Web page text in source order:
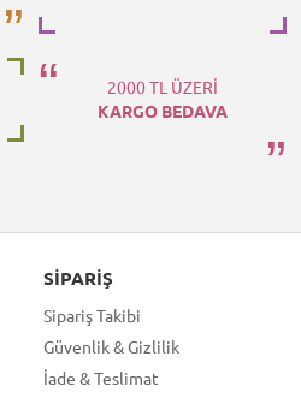
2000 TL ÜZERİ
KARGO BEDAVA
SIPARIŞ
Sipariş Takibi
Güvenlik & Gizlilik
İade & Teslimat